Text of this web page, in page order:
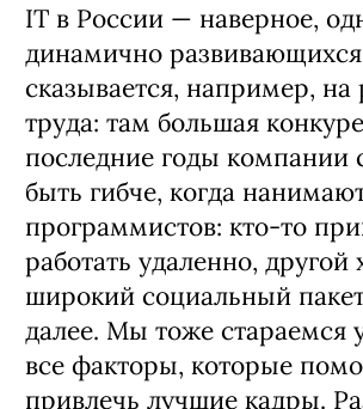
IT в России — наверное,
динамично
сказывается, например, на
труда: там большая
последние годы компании
быть гибче, когда
программистов: кто-то
работать удаленно, другой
широкий социальный
далее. Мы тоже стараемся
все факторы, которые
привлечь лучшие кадры.